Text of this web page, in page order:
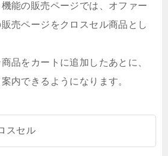
能の販売ページでは、オファー
売ページをクロスセル商品とし
品をカートに追加したあとに、
内できるようになります。
スセル